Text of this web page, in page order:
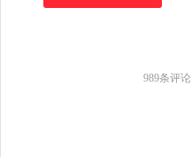
989条评论